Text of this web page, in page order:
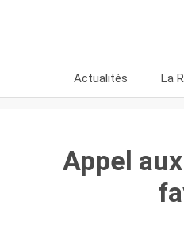
Actualités La
Appel